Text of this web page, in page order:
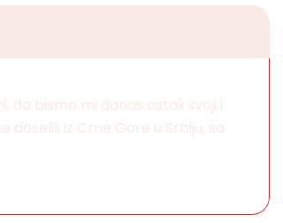
da bismo mi danas ostali svoji i
iz Crne Gore u Srbiju, sa